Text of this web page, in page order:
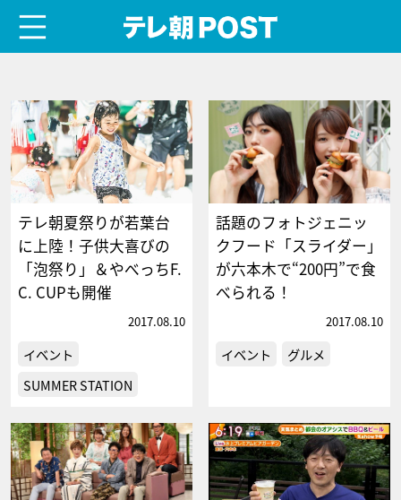
テレ朝夏祭りが若葉台
に上陸！子供大喜びの
「泡祭り」＆やべっちF.
C. CUPも開催
2017.08.10
イベント
SUMMER STATION
話題のフォトジェニッ
クフード「スライダー」
が六本木で“200円”で食
べられる！
2017.08.10
イベント グルメ